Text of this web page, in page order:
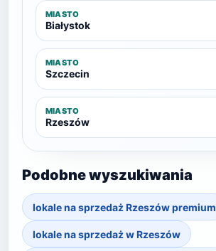
MIASTO
Białystok
MIASTO
Szczecin
MIASTO
Rzeszów
Podobne wyszukiwania
lokale na sprzedaż Rzeszów premium
lokale na sprzedaż w Rzeszów